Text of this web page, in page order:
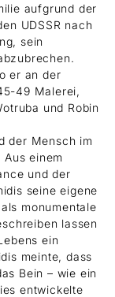
aufgrund der
UDSSR nach
sein
er an der
49 Malerei,
und Robin
der Mensch im
einem
und der
seine eigene
monumentale
lassen
ein
meinte, dass
Bein – wie ein
entwickelte